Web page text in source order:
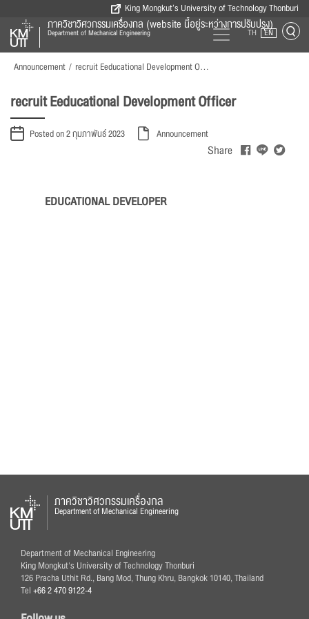
King Mongkut’s University of Technology Thonburi
ภาควิชาวิศวกรรมเครื่องกล (website นี้อยู่ระหว่างการปรับปรุง)
Department of Mechanical Engineering TH EN
Announcement / recruit Eeducational Development Officer
recruit Eeducational Development Officer
Posted on 2 กุมภาพันธ์ 2023 Announcement
Share
EDUCATIONAL DEVELOPER
ภาควิชาวิศวกรรมเครื่องกล
Department of Mechanical Engineering
Department of Mechanical Engineering
King Mongkut's University of Technology Thonburi
126 Pracha Uthit Rd., Bang Mod, Thung Khru, Bangkok 10140, Thailand
Tel+66 2 470 9122-4